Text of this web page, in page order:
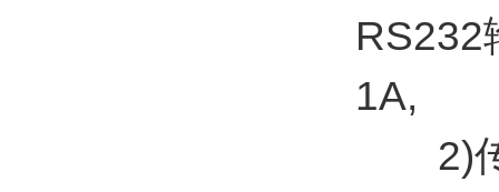
RS232
1A,
2)传